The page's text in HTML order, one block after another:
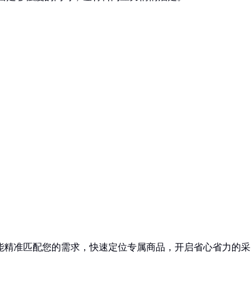
准匹配您的需求，快速定位专属商品，开启省心省力的采